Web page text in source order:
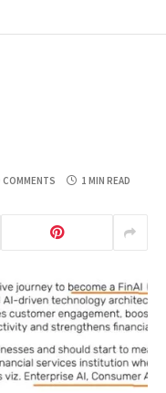
COMMENTS 1 MIN READ